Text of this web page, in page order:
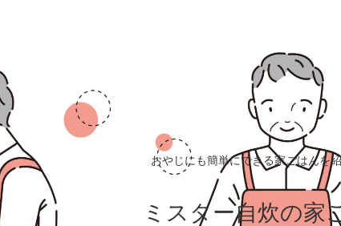
おやじにも簡単にできる家ごはんを
ミスター自炊の家